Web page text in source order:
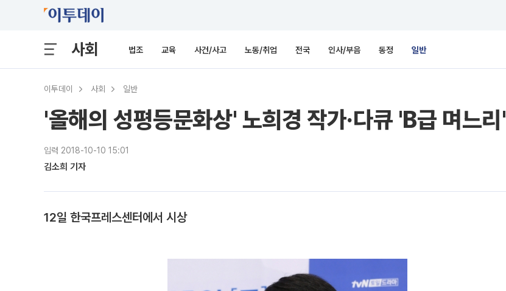
사회 법조 교육 사건/사고 노동/취업 전국 인사/부음 동정 일반
이투데이 사회 일반
'올해의 성평등문화상' 노희경 작가·다큐 'B급 며느리'
입력 2018-10-10 15:01
김소희 기자
12일 한국프레스센터에서 시상